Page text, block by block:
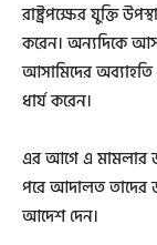
রাষ্ট্রপক্ষের যুক্তি
করেন। অন্যদিকে
আসামিদের
ধার্য করেন।
এর আগে এ মামলার
পরে আদালত তাদের
আদেশ দেন।